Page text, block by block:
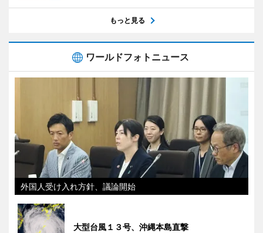
もっと見る
ワールドフォトニュース
外国人受け入れ方針、議論開始
大型台風１３号、沖縄本島直撃